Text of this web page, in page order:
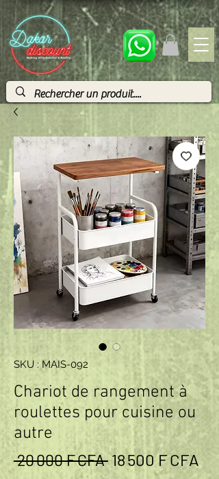
SKU : MAIS-092
Chariot de rangement à
roulettes pour cuisine ou
autre
20 000 F CFA Prix original
18 500 F CFA